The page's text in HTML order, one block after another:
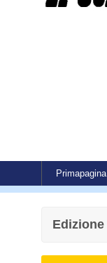
Primapagina